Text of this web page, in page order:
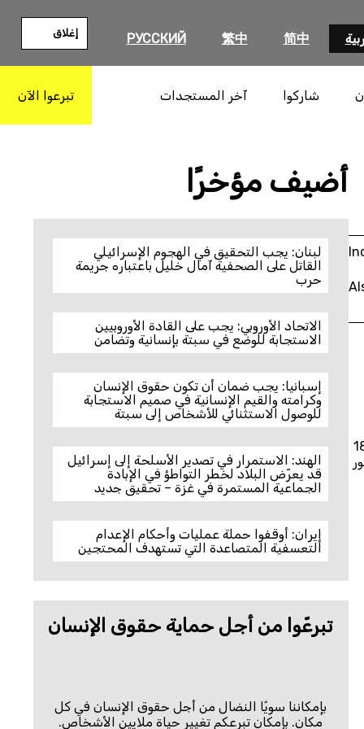
简中
繁中
РУССКИЙ إغلاق
شاركوا آخر المستجدات تبرعوا الآن
المملكة العربية السعودية لأول نظام للأحوال الشخصية، والذي بدأ تنفيذه في 18
أضيف مؤخرًا
لبنان: يجب التحقيق في الهجوم الإسرائيلي
القاتل على الصحفية آمال خليل باعتباره جريمة
حرب
الاتحاد الأوروبي: يجب على القادة الأوروبيين
الاستجابة للوضع في سبتة بإنسانية وتضامن
إسبانيا: يجب ضمان أن تكون حقوق الإنسان
وكرامته والقيم الإنسانية في صميم الاستجابة
للوصول الاستثنائي للأشخاص إلى سبتة
الهند: الاستمرار في تصدير الأسلحة إلى إسرائيل
قد يعرّض البلاد لخطر التواطؤ في الإبادة
الجماعية المستمرة في غزة – تحقيق جديد
إيران: أوقفوا حملة عمليات وأحكام الإعدام
التعسفية المتصاعدة التي تستهدف المحتجين
تبرعّوا من أجل حماية حقوق الإنسان
بإمكاننا سويًا النضال من أجل حقوق الإنسان في كل
مكان. بإمكان تبرعكم تغيير حياة ملايين الأشخاص.